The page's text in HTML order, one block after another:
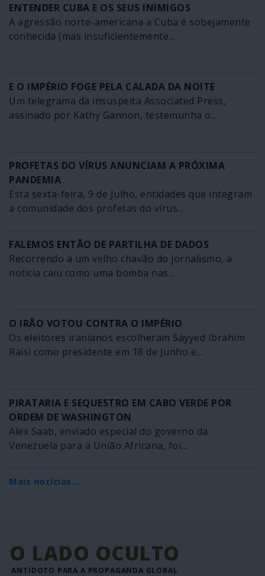
ENTENDER CUBA E OS SEUS INIMIGOS
A agressão norte-americana a Cuba é sobejamente
conhecida (mas insuficientemente...
E O IMPÉRIO FOGE PELA CALADA DA NOITE
Um telegrama da insuspeita Associated Press,
assinado por Kathy Gannon, testemunha o...
PROFETAS DO VÍRUS ANUNCIAM A PRÓXIMA
PANDEMIA
Esta sexta-feira, 9 de Julho, entidades que integram
a comunidade dos profetas do vírus...
FALEMOS ENTÃO DE PARTILHA DE DADOS
Recorrendo a um velho chavão do jornalismo, a
notícia caiu como uma bomba nas...
O IRÃO VOTOU CONTRA O IMPÉRIO
Os eleitores iranianos escolheram Sayyed Ibrahim
Raisi como presidente em 18 de Junho e...
PIRATARIA E SEQUESTRO EM CABO VERDE POR
ORDEM DE WASHINGTON
Alex Saab, enviado especial do governo da
Venezuela para a União Africana, foi...
Mais notícias...
O LADO OCULTO
ANTÍDOTO PARA A PROPAGANDA GLOBAL